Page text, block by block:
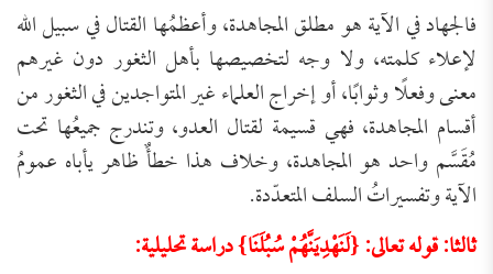
فالجهاد في الآية هو مطلق المجاهدة، وأعظمُها القتال في سبيل الله
لإعلاء كلمته، ولا وجه لتخصيصها بأهل الثغور دون غيرهم
معنى وفعلًا وثوابًا، أو إخراج العلماء غير المتواجدين في الثغور من
أقسام المجاهدة، فهي قسيمة لقتال العدو، وتندرج جميعُها تحت
مُقَسَّم واحد هو المجاهدة، وخلاف هذا خطأٌ ظاهر يأباه عمومُ
الآية وتفسيراتُ السلف المتعدّدة.
ثالثا: قوله تعالى: {لَنَهْدِيَنَّهُمْ سُبُلَنَا} دراسة تحليلية: